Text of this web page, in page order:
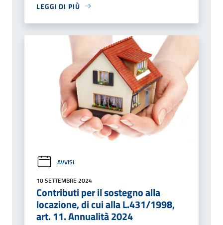
LEGGI DI PIÙ
AVVISI
10 SETTEMBRE 2024
Contributi per il sostegno alla
locazione, di cui alla L.431/1998,
art. 11. Annualità 2024